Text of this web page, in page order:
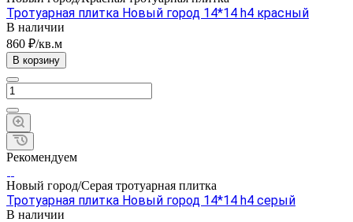
Тротуарная плитка Новый город 14*14 h4 красный
В наличии
860 ₽/кв.м
В корзину
Рекомендуем
Новый город/Серая тротуарная плитка
Тротуарная плитка Новый город 14*14 h4 серый
В наличии